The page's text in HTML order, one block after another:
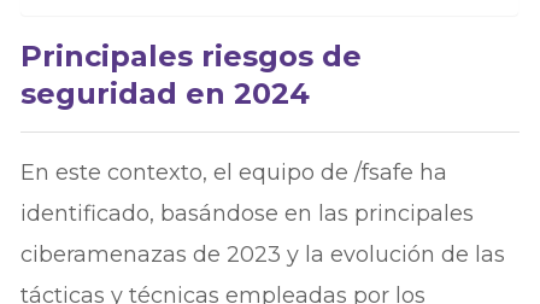
Principales riesgos de
seguridad en 2024
En este contexto, el equipo de /fsafe ha
identificado, basándose en las principales
ciberamenazas de 2023 y la evolución de las
tácticas y técnicas empleadas por los